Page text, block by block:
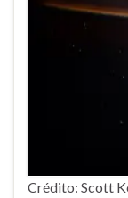
Crédito: Scott